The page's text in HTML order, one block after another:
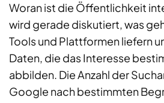
Woran ist die Öffentlichkeit
wird gerade diskutiert, was
Tools und Plattformen liefern
Daten, die das Interesse
abbilden. Die Anzahl der
Google nach bestimmten